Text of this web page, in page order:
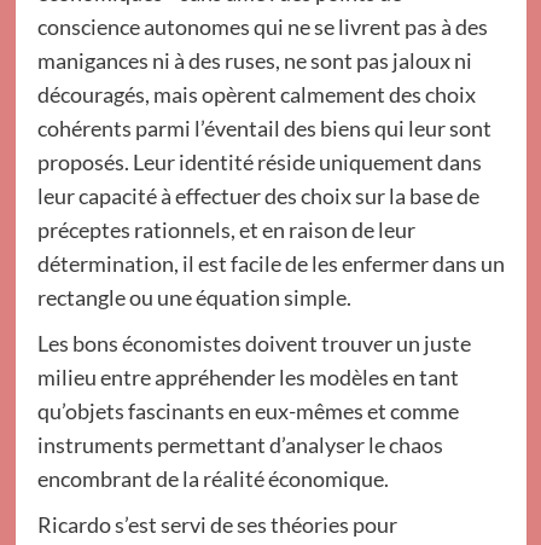
conscience autonomes qui ne se livrent pas à des
manigances ni à des ruses, ne sont pas jaloux ni
découragés, mais opèrent calmement des choix
cohérents parmi l’éventail des biens qui leur sont
proposés. Leur identité réside uniquement dans
leur capacité à effectuer des choix sur la base de
préceptes rationnels, et en raison de leur
détermination, il est facile de les enfermer dans un
rectangle ou une équation simple.
Les bons économistes doivent trouver un juste
milieu entre appréhender les modèles en tant
qu’objets fascinants en eux-mêmes et comme
instruments permettant d’analyser le chaos
encombrant de la réalité économique.
Ricardo s’est servi de ses théories pour